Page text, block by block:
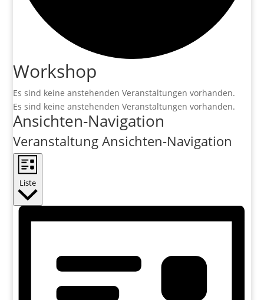
Workshop
Es sind keine anstehenden Veranstaltungen vorhanden.
Es sind keine anstehenden Veranstaltungen vorhanden.
Ansichten-Navigation
Veranstaltung Ansichten-Navigation
Liste